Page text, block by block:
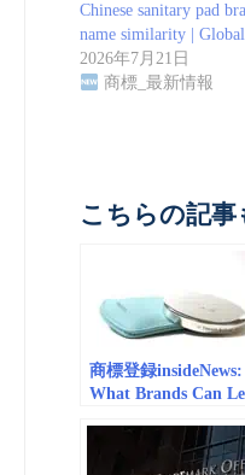
Chinese sanitary pad
name similarity |
2026年7月21日
商標_最新情報
こちらの記
商標登録insideNews:
What Brands Can
Blue” Art Stunt
the Protectability of